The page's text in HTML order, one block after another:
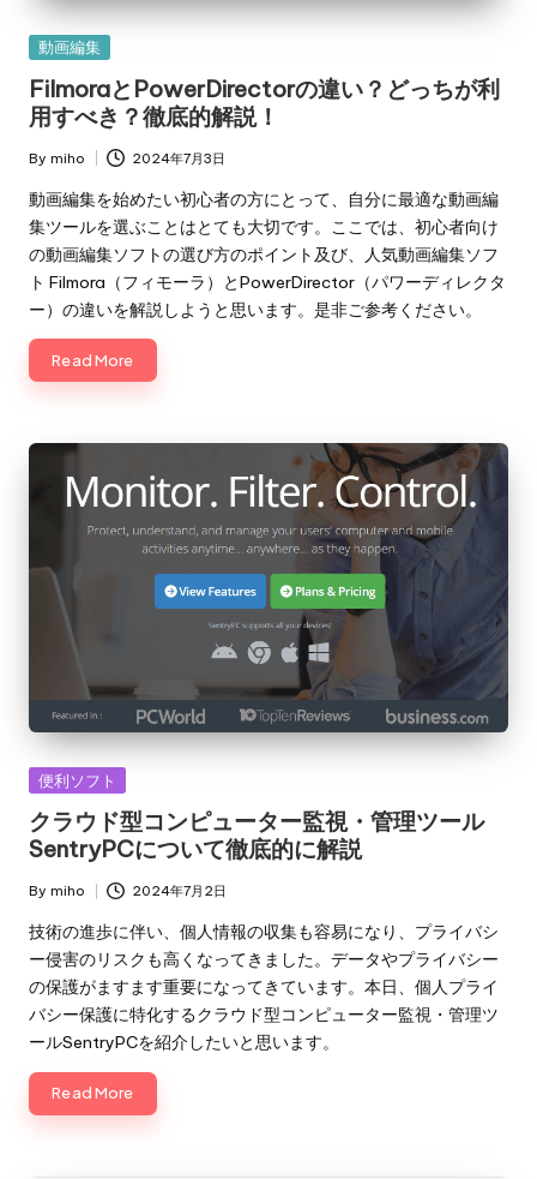
Posted
動画編集
FilmoraとPowerDirectorの違い？どっちが利
用すべき？徹底的解説！
Posted
by
By miho 2024年7月3日
動画編集を始めたい初心者の方にとって、自分に最適な動画編
集ツールを選ぶことはとても大切です。ここでは、初心者向け
の動画編集ソフトの選び方のポイント及び、人気動画編集ソフ
ト Filmora（フィモーラ）とPowerDirector（パワーディレクタ
ー）の違いを解説しようと思います。是非ご参考ください。
Read More
Posted
便利ソフト
クラウド型コンピューター監視・管理ツール
SentryPCについて徹底的に解説
Posted
by
By miho 2024年7月2日
技術の進歩に伴い、個人情報の収集も容易になり、プライバシ
ー侵害のリスクも高くなってきました。データやプライバシー
の保護がますます重要になってきています。本日、個人プライ
バシー保護に特化するクラウド型コンピューター監視・管理ツ
ールSentryPCを紹介したいと思います。
Read More